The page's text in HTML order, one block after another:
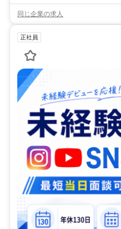
同じ企業の求人
正社員